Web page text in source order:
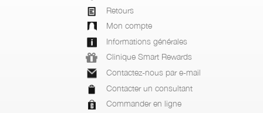
Retours
Mon compte
Informations générales
Clinique Smart Rewards
Contactez-nous par e-mail
Contacter un consultant
Commander en ligne